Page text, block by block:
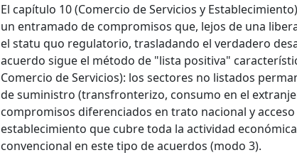
El capítulo 10 (Comercio de Servicios y
un entramado de compromisos que, lejos de una
el statu quo regulatorio, trasladando el verdadero
acuerdo sigue el método de "lista positiva"
Comercio de Servicios): los sectores no listados
de suministro (transfronterizo, consumo en el
compromisos diferenciados en trato nacional y
establecimiento que cubre toda la actividad
convencional en este tipo de acuerdos (modo 3).